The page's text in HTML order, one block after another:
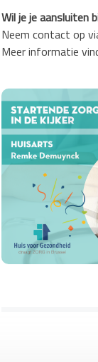
Wil je je aansluiten
Neem contact op
Meer informatie